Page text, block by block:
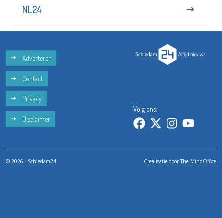
NL24
Adverteren
Contact
Privacy
Disclaimer
Volg ons:
© 2026 - Schiedam24 Crealisatie doorThe MindOffice